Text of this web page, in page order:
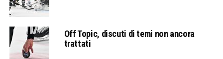
Off Topic, discuti di temi non ancora
trattati